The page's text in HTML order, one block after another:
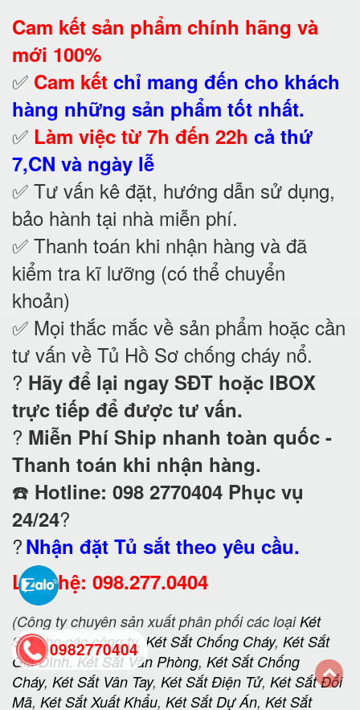
Cam kết sản phẩm chính hãng và
mới 100%
✅ Cam kết chỉ mang đến cho khách
hàng những sản phẩm tốt nhất.
✅ Làm việc từ 7h đến 22h cả thứ
7,CN và ngày lễ
✅ Tư vấn kê đặt, hướng dẫn sử dụng,
bảo hành tại nhà miễn phí.
✅ Thanh toán khi nhận hàng và đã
kiểm tra kĩ lưỡng (có thể chuyển
khoản)
✅ Mọi thắc mắc về sản phẩm hoặc cần
tư vấn về Tủ Hồ Sơ chống cháy nổ.
? Hãy để lại ngay SĐT hoặc IBOX
trực tiếp để được tư vấn.
? Miễn Phí Ship nhanh toàn quốc -
Thanh toán khi nhận hàng.
☎️ Hotline: 098 2770404 Phục vụ
24/24?
?Nhận đặt Tủ sắt theo yêu cầu.
Liên hệ: 098.277.0404
(Công ty chuyên sản xuất phân phối các loạiKét
Sắtcho các công ty, Két Sắt Chống Cháy, Két Sắt
Gia Đình,Két Sắt Văn Phòng, Két Sắt Chống
Cháy, Két Sắt Vân Tay, Két Sắt Điện Tử, Két Sắt Đổi
Mã, Két Sắt Xuất Khẩu, Két Sắt Dự Án, Két Sắt
0982770404